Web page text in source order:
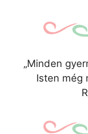
„Minden
Isten még